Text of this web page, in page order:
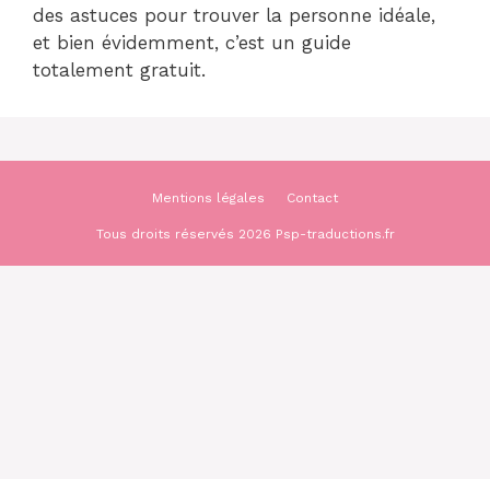
des astuces pour trouver la personne idéale,
et bien évidemment, c’est un guide
totalement gratuit.
Mentions légales Contact
Tous droits réservés 2026 Psp-traductions.fr